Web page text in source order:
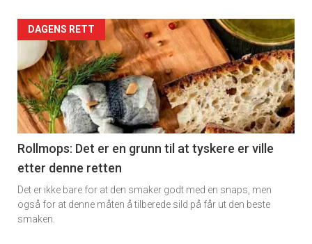
Artikler
detail
-
section
11
Ukens
vin
DAGENS RETT
Rollmops: Det er en grunn til at tyskere er ville
etter denne retten
Det er ikke bare for at den smaker godt med en snaps, men
også for at denne måten å tilberede sild på får ut den beste
smaken.